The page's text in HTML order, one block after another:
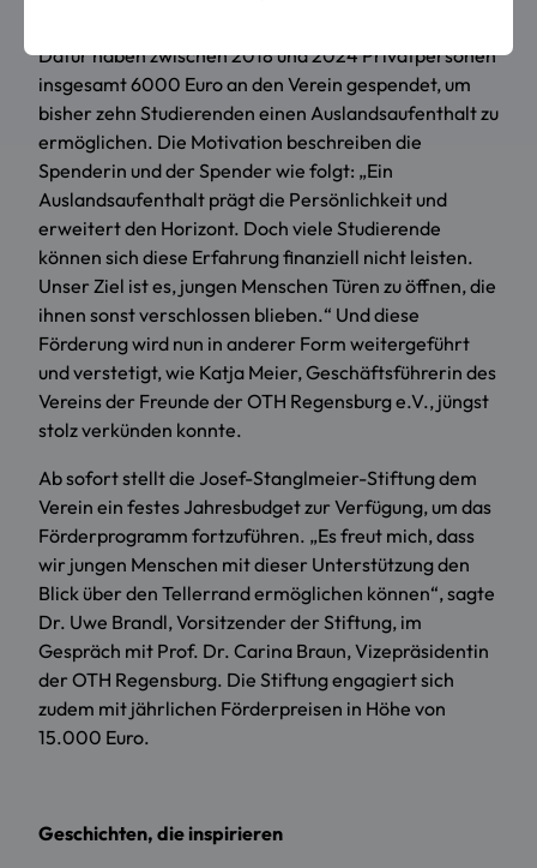
Dafür haben zwischen 2018 und 2024 Privatpersonen
insgesamt 6000 Euro an den Verein gespendet, um
bisher zehn Studierenden einen Auslandsaufenthalt zu
ermöglichen. Die Motivation beschreiben die
Spenderin und der Spender wie folgt: „Ein
Auslandsaufenthalt prägt die Persönlichkeit und
erweitert den Horizont. Doch viele Studierende
können sich diese Erfahrung finanziell nicht leisten.
Unser Ziel ist es, jungen Menschen Türen zu öffnen, die
ihnen sonst verschlossen blieben.“ Und diese
Förderung wird nun in anderer Form weitergeführt
und verstetigt, wie Katja Meier, Geschäftsführerin des
Vereins der Freunde der OTH Regensburg e.V., jüngst
stolz verkünden konnte.
Ab sofort stellt die Josef-Stanglmeier-Stiftung dem
Verein ein festes Jahresbudget zur Verfügung, um das
Förderprogramm fortzuführen. „Es freut mich, dass
wir jungen Menschen mit dieser Unterstützung den
Blick über den Tellerrand ermöglichen können“, sagte
Dr. Uwe Brandl, Vorsitzender der Stiftung, im
Gespräch mit Prof. Dr. Carina Braun, Vizepräsidentin
der OTH Regensburg. Die Stiftung engagiert sich
zudem mit jährlichen Förderpreisen in Höhe von
15.000 Euro.
Geschichten, die inspirieren